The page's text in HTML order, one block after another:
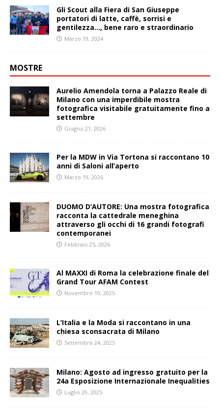
Gli Scout alla Fiera di San Giuseppe
portatori di latte, caffè, sorrisi e
gentilezza…, bene raro e straordinario
Marzo 19, 2024
MOSTRE
Aurelio Amendola torna a Palazzo Reale di
Milano con una imperdibile mostra
fotografica visitabile gratuitamente fino a
settembre
Giugno 21, 2026
Per la MDW in Via Tortona si raccontano 10
anni di Saloni all’aperto
Marzo 19, 2026
DUOMO D’AUTORE: Una mostra fotografica
racconta la cattedrale meneghina
attraverso gli occhi di 16 grandi fotografi
contemporanei
Febbraio 25, 2026
Al MAXXI di Roma la celebrazione finale del
Grand Tour AFAM Contest
Novembre 19, 2025
L’Italia e la Moda si raccontano in una
chiesa sconsacrata di Milano
Settembre 24, 2025
Milano: Agosto ad ingresso gratuito per la
24a Esposizione Internazionale Inequalities
Luglio 29, 2025